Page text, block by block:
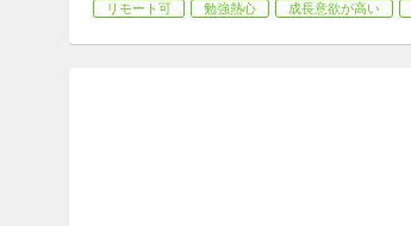
リモート可 勉強熱心 成長意欲が高い